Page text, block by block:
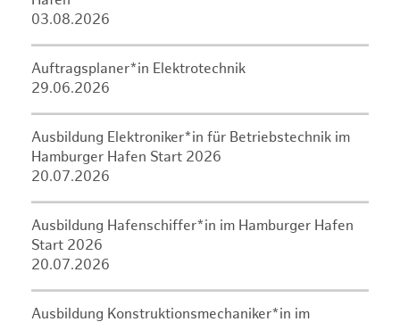
03.08.2026
Auftragsplaner*in Elektrotechnik
29.06.2026
Ausbildung Elektroniker*in für Betriebstechnik im
Hamburger Hafen Start 2026
20.07.2026
Ausbildung Hafenschiffer*in im Hamburger Hafen
Start 2026
20.07.2026
Ausbildung Konstruktionsmechaniker*in im